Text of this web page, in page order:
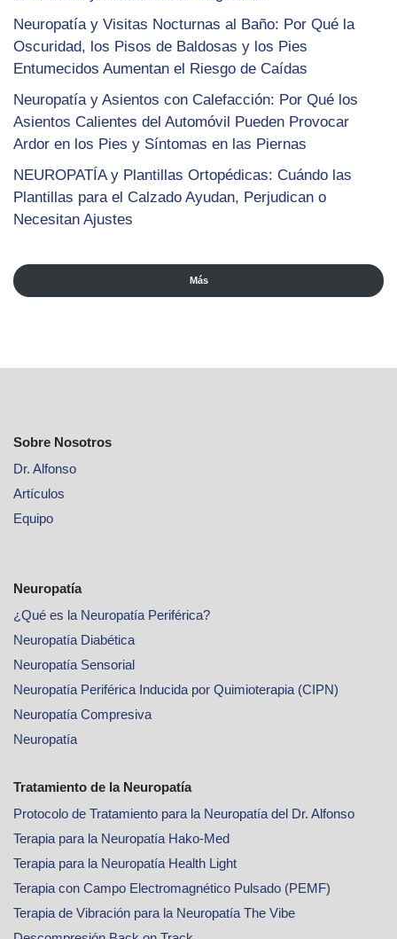
Neuropatía y Visitas Nocturnas al Baño: Por Qué la
Oscuridad, los Pisos de Baldosas y los Pies
Entumecidos Aumentan el Riesgo de Caídas
Neuropatía y Asientos con Calefacción: Por Qué los
Asientos Calientes del Automóvil Pueden Provocar
Ardor en los Pies y Síntomas en las Piernas
NEUROPATÍA y Plantillas Ortopédicas: Cuándo las
Plantillas para el Calzado Ayudan, Perjudican o
Necesitan Ajustes
Más
Sobre Nosotros
Dr. Alfonso
Artículos
Equipo
Neuropatía
¿Qué es la Neuropatía Periférica?
Neuropatía Diabética
Neuropatía Sensorial
Neuropatía Periférica Inducida por Quimioterapia (CIPN)
Neuropatía Compresiva
Neuropatía
Tratamiento de la Neuropatía
Protocolo de Tratamiento para la Neuropatía del Dr. Alfonso
Terapia para la Neuropatía Hako-Med
Terapia para la Neuropatía Health Light
Terapia con Campo Electromagnético Pulsado (PEMF)
Terapia de Vibración para la Neuropatía The Vibe